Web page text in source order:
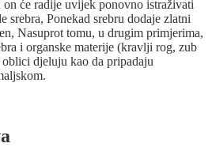
on će radije uvijek ponovno istraživati
srebra, Ponekad srebru dodaje zlatni
Nasuprot tomu, u drugim primjerima,
i organske materije (kravlji rog, zub
djeluju kao da pripadaju